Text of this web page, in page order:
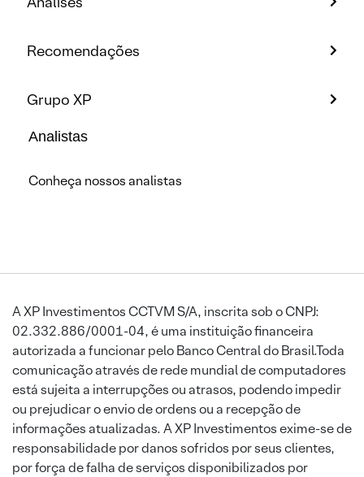
Recomendações
Grupo XP
Analistas
Conheça nossos analistas
A XP Investimentos CCTVM S/A, inscrita sob o CNPJ:
02.332.886/0001-04, é uma instituição financeira
autorizada a funcionar pelo Banco Central do Brasil.Toda
comunicação através de rede mundial de computadores
está sujeita a interrupções ou atrasos, podendo impedir
ou prejudicar o envio de ordens ou a recepção de
informações atualizadas. A XP Investimentos exime-se de
responsabilidade por danos sofridos por seus clientes,
por força de falha de serviços disponibilizados por